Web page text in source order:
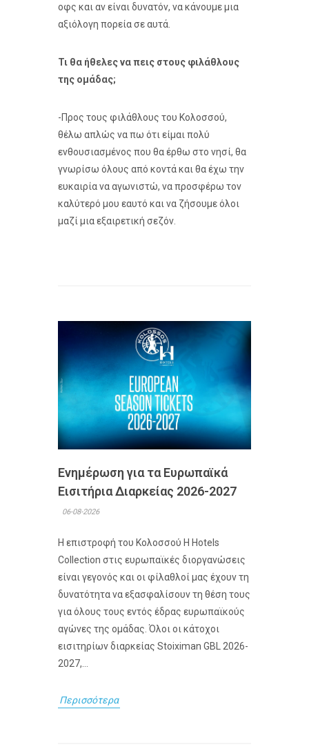
οφς και αν είναι δυνατόν, να κάνουμε μια
αξιόλογη πορεία σε αυτά.
Τι θα ήθελες να πεις στους φιλάθλους
της ομάδας;
-Προς τους φιλάθλους του Κολοσσού,
θέλω απλώς να πω ότι είμαι πολύ
ενθουσιασμένος που θα έρθω στο νησί, θα
γνωρίσω όλους από κοντά και θα έχω την
ευκαιρία να αγωνιστώ, να προσφέρω τον
καλύτερό μου εαυτό και να ζήσουμε όλοι
μαζί μια εξαιρετική σεζόν.
Ενημέρωση για τα Ευρωπαϊκά
Εισιτήρια Διαρκείας 2026-2027
06-08-2026
Η επιστροφή του Κολοσσού H Hotels
Collection στις ευρωπαϊκές διοργανώσεις
είναι γεγονός και οι φίλαθλοί μας έχουν τη
δυνατότητα να εξασφαλίσουν τη θέση τους
για όλους τους εντός έδρας ευρωπαϊκούς
αγώνες της ομάδας. Όλοι οι κάτοχοι
εισιτηρίων διαρκείας Stoiximan GBL 2026-
2027,...
Περισσότερα